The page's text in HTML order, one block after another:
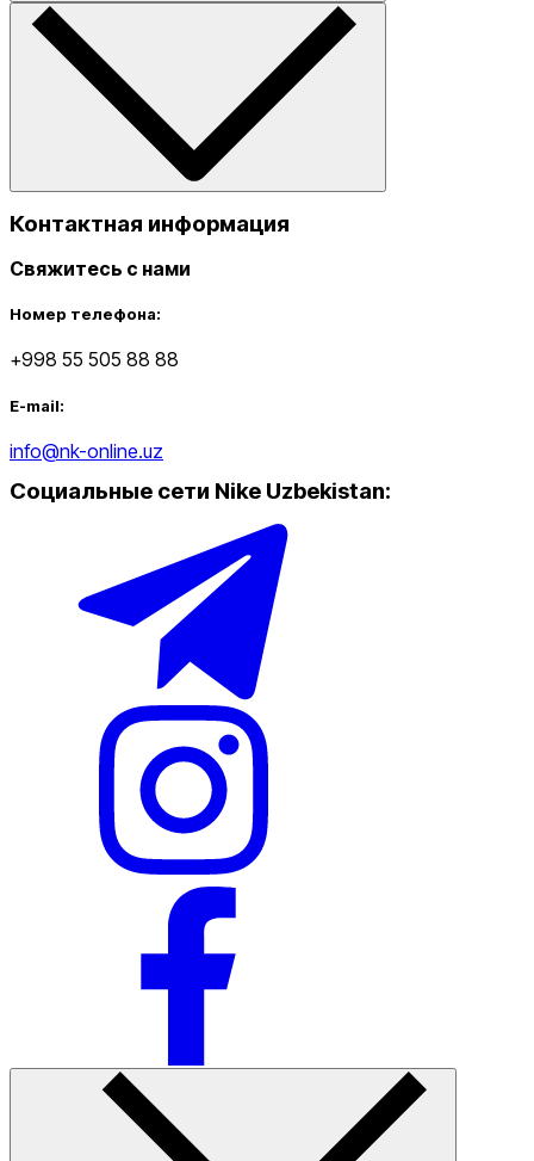
Контактная информация
Свяжитесь с нами
Номер телефона:
+998 55 505 88 88
E-mail:
info@nk-online.uz
Социальные сети Nike Uzbekistan: